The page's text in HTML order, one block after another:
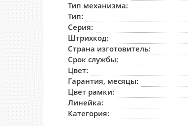
Тип механизма:
Тип:
Серия:
Штрихкод:
Страна изготовитель:
Срок службы:
Цвет:
Гарантия, месяцы:
Цвет рамки:
Линейка:
Категория: